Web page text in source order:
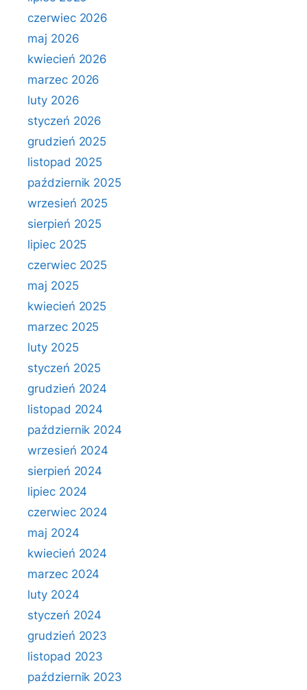
czerwiec 2026
maj 2026
kwiecień 2026
marzec 2026
luty 2026
styczeń 2026
grudzień 2025
listopad 2025
październik 2025
wrzesień 2025
sierpień 2025
lipiec 2025
czerwiec 2025
maj 2025
kwiecień 2025
marzec 2025
luty 2025
styczeń 2025
grudzień 2024
listopad 2024
październik 2024
wrzesień 2024
sierpień 2024
lipiec 2024
czerwiec 2024
maj 2024
kwiecień 2024
marzec 2024
luty 2024
styczeń 2024
grudzień 2023
listopad 2023
październik 2023